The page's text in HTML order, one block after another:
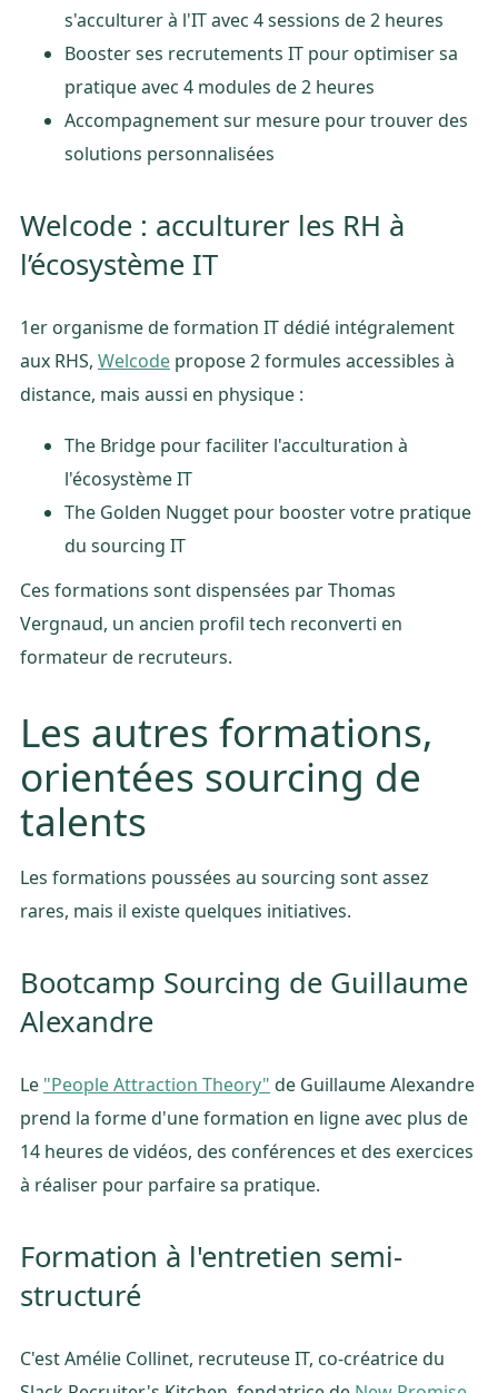
s'acculturer à l'IT avec 4 sessions de 2 heures
Booster ses recrutements IT pour optimiser sa
pratique avec 4 modules de 2 heures
Accompagnement sur mesure pour trouver des
solutions personnalisées
Welcode : acculturer les RH à
l’écosystème IT
1er organisme de formation IT dédié intégralement
aux RHS, Welcode propose 2 formules accessibles à
distance, mais aussi en physique :
The Bridge pour faciliter l'acculturation à
l'écosystème IT
The Golden Nugget pour booster votre pratique
du sourcing IT
Ces formations sont dispensées par Thomas
Vergnaud, un ancien profil tech reconverti en
formateur de recruteurs.
Les autres formations,
orientées sourcing de
talents
Les formations poussées au sourcing sont assez
rares, mais il existe quelques initiatives.
Bootcamp Sourcing de Guillaume
Alexandre
Le "People Attraction Theory" de Guillaume Alexandre
prend la forme d'une formation en ligne avec plus de
14 heures de vidéos, des conférences et des exercices
à réaliser pour parfaire sa pratique.
Formation à l'entretien semi-
structuré
C'est Amélie Collinet, recruteuse IT, co-créatrice du